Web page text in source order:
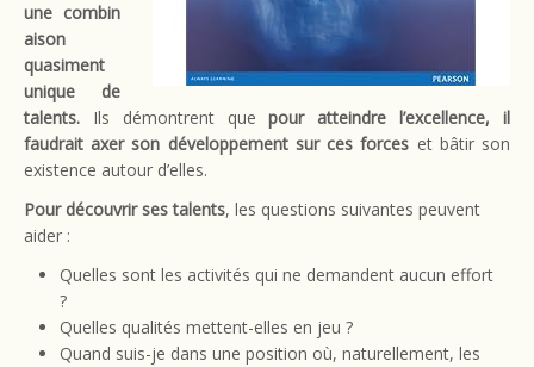
une combin
aison
quasiment
unique de
talents. Ils démontrent quepour atteindre l’excellence, il
faudrait axer son développement sur ces forces et bâtir son
existence autour d’elles.
Pour découvrir ses talents, les questions suivantes peuvent
aider :
Quelles sont les activités qui ne demandent aucun effort
?
Quelles qualités mettent-elles en jeu ?
Quand suis-je dans une position où, naturellement, les